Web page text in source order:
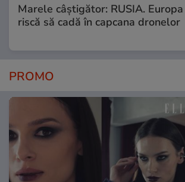
Marele câștigător: RUSIA. Europa
riscă să cadă în capcana dronelor
PROMO